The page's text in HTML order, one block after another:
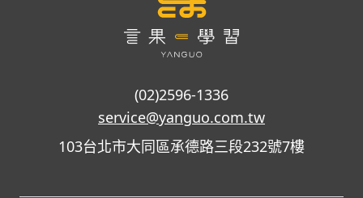
(02)2596-1336
service@yanguo.com.tw
103台北市大同區承德路三段232號7樓